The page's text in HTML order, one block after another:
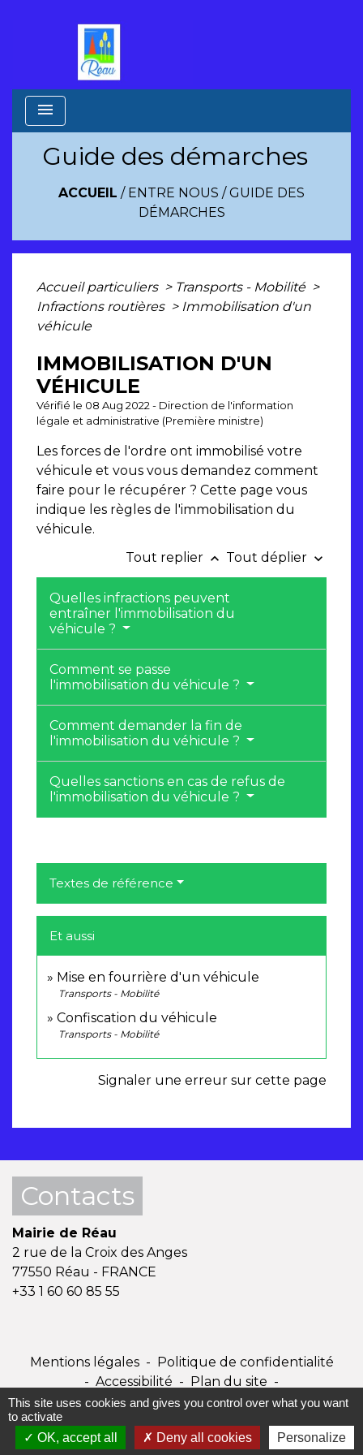
menu
Guide des démarches
ACCUEIL / ENTRE NOUS /GUIDE DES
DÉMARCHES
Accueil particuliers > Transports - Mobilité >
Infractions routières > Immobilisation d'un
véhicule
IMMOBILISATION D'UN
VÉHICULE
Vérifié le 08 Aug 2022 - Direction de l'information
légale et administrative (Première ministre)
Les forces de l'ordre ont immobilisé votre
véhicule et vous vous demandez comment
faire pour le récupérer ? Cette page vous
indique les règles de l'immobilisation du
véhicule.
Tout replier keyboard_arrow_up Tout déplier keyboard_arrow_down
Quelles infractions peuvent
entraîner l'immobilisation du
véhicule ?
Comment se passe
l'immobilisation du véhicule ?
Comment demander la fin de
l'immobilisation du véhicule ?
Quelles sanctions en cas de refus de
l'immobilisation du véhicule ?
Textes de référence
Et aussi
Mise en fourrière d'un véhicule
Transports - Mobilité
Confiscation du véhicule
Transports - Mobilité
Signaler une erreur sur cette page
Contacts
Mairie de Réau
2 rue de la Croix des Anges
77550 Réau - FRANCE
+33 1 60 60 85 55
Mentions légales - Politique de confidentialité
- Accessibilité - Plan du site -
Gestion des cookies
Site créé en partenariat avec Réseau des Communes
This site uses cookies and gives you control over what you want
to activate
OK, accept all
Deny all cookies Personalize